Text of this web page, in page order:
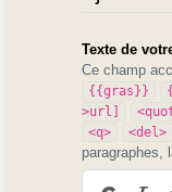
Texte de
Ce champ
{{gras}}
>url]
<q> <del>
paragraphes,